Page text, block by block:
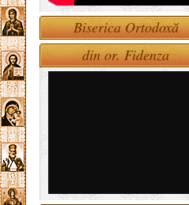
Biserica Ortodoxă
din or. Fidenza